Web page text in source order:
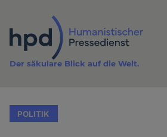
Inhalt
Der säkulare Blick auf die Welt.
POLITIK